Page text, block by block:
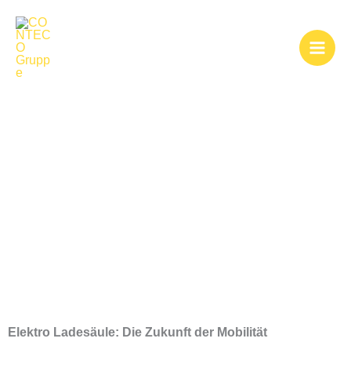
Inhalt
springen
Elektro Ladesäule: Die Zukunft der Mobilität